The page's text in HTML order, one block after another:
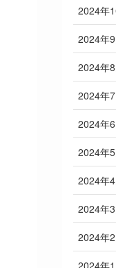
2024年
2024年9
2024年8
2024年7
2024年6
2024年5
2024年4
2024年3
2024年2
2024年1